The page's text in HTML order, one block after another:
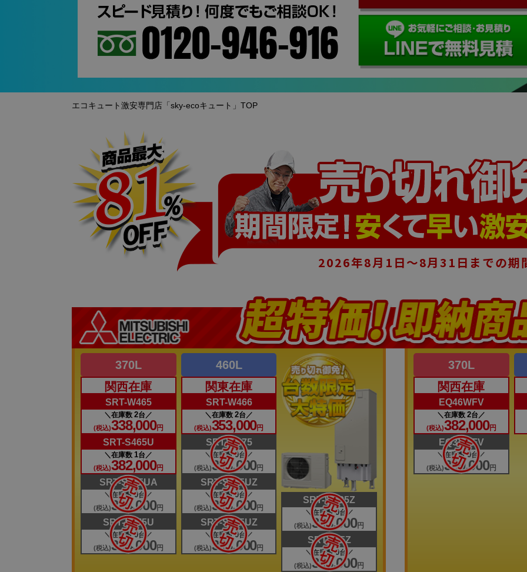
エコキュート激安専門店「sky-ecoキュート」TOP
2026年8月1日～8月31日までの期
370L
関西在庫
SRT-W465
在庫数2台
(税込)338,000円
SRT-S465U
在庫数1台
(税込)382,000円
SRT-S375UA
在庫数0台
(税込)334,000円
SRT-S375U
在庫数0台
(税込)334,000円
460L
関東在庫
SRT-W466
在庫数 2台
(税込)353,000円
SRT-W375
在庫数0台
(税込)353,000円
SRT-S375UZ
在庫数0台
(税込)353,000円
SRT-S435UZ
在庫数0台
(税込)353,000円
SRT-W435Z
在庫数0台
(税込)353,000円
SRT-375Z
在庫数0台
(税込)353,000円
370L
関西在庫
EQ46WFV
在庫数2台
(税込)382,000円
EQ37WFV
在庫数0台
(税込)360,000円